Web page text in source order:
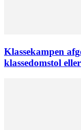
Klassekampen
klassedomstol